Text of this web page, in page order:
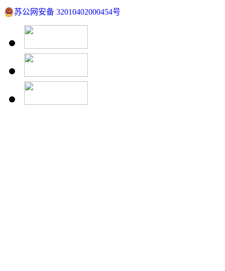
苏公网安备 32010402000454号